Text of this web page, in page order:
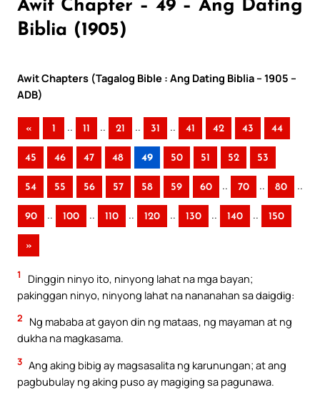
Awit Chapter – 49 – Ang Dating
Biblia (1905)
Awit Chapters (Tagalog Bible : Ang Dating Biblia – 1905 –
ADB)
« 1 .. 11 .. 21 .. 31 .. 41 42 43 44
45 46 47 48 49 50 51 52 53
54 55 56 57 58 59 60 .. 70 .. 80 ..
90 .. 100 .. 110 .. 120 .. 130 .. 140 .. 150
»
1
Dinggin ninyo ito, ninyong lahat na mga bayan;
pakinggan ninyo, ninyong lahat na nananahan sa daigdig:
2
Ng mababa at gayon din ng mataas, ng mayaman at ng
dukha na magkasama.
3 Ang aking bibig ay magsasalita ng karunungan; at ang
pagbubulay ng aking puso ay magiging sa pagunawa.